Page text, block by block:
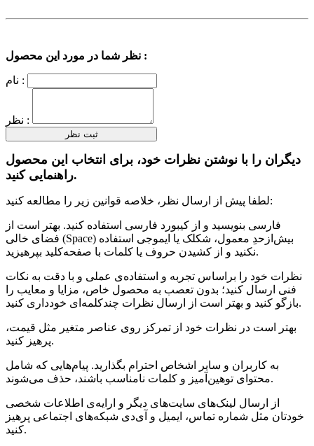
نظر شما در مورد این محصول :
نام :
نظر :
دیگران را با نوشتن نظرات خود، برای انتخاب این محصول
راهنمایی کنید.
لطفا پیش از ارسال نظر، خلاصه قوانین زیر را مطالعه کنید:
فارسی بنویسید و از کیبورد فارسی استفاده کنید. بهتر است از
فضای خالی (Space) بیش‌از‌حدِ معمول، شکلک یا ایموجی استفاده
نکنید و از کشیدن حروف یا کلمات با صفحه‌کلید بپرهیزید.
نظرات خود را براساس تجربه و استفاده‌ی عملی و با دقت به نکات
فنی ارسال کنید؛ بدون تعصب به محصول خاص، مزایا و معایب را
بازگو کنید و بهتر است از ارسال نظرات چندکلمه‌‌ای خودداری کنید.
بهتر است در نظرات خود از تمرکز روی عناصر متغیر مثل قیمت،
پرهیز کنید.
به کاربران و سایر اشخاص احترام بگذارید. پیام‌هایی که شامل
محتوای توهین‌آمیز و کلمات نامناسب باشند، حذف می‌شوند.
از ارسال لینک‌های سایت‌های دیگر و ارایه‌ی اطلاعات شخصی
خودتان مثل شماره تماس، ایمیل و آی‌دی شبکه‌های اجتماعی پرهیز
کنید.